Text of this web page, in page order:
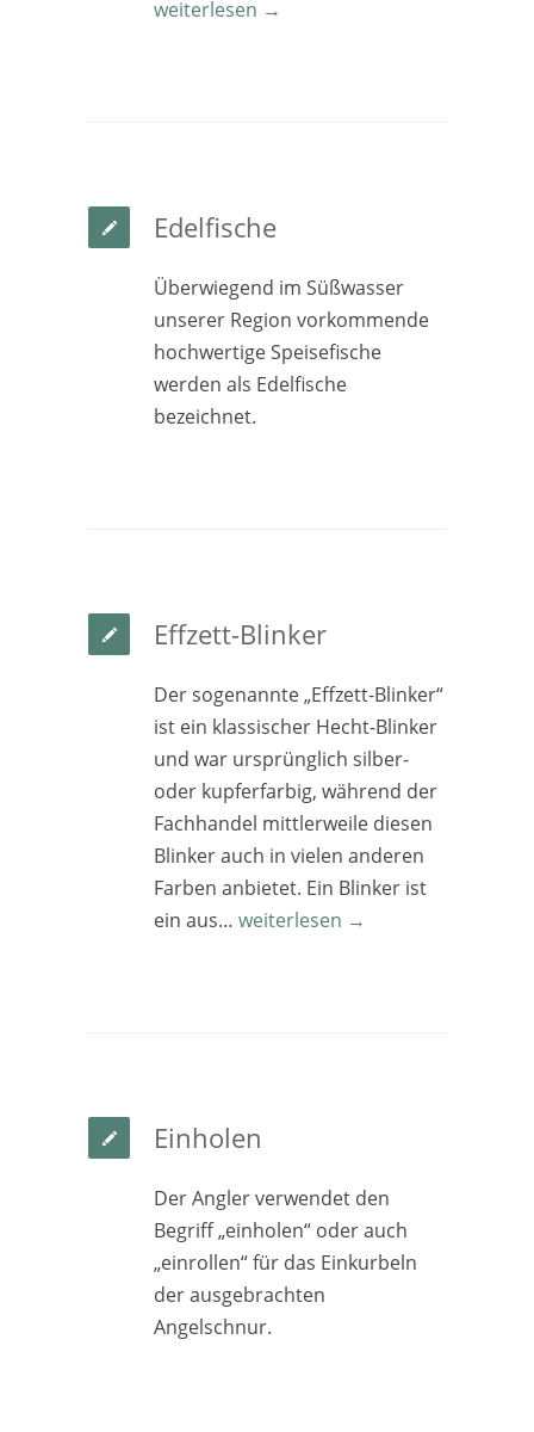
weiterlesen →
Edelfische
Überwiegend im Süßwasser
unserer Region vorkommende
hochwertige Speisefische
werden als Edelfische
bezeichnet.
Effzett-Blinker
Der sogenannte „Effzett-Blinker“
ist ein klassischer Hecht-Blinker
und war ursprünglich silber-
oder kupferfarbig, während der
Fachhandel mittlerweile diesen
Blinker auch in vielen anderen
Farben anbietet. Ein Blinker ist
ein aus… weiterlesen →
Einholen
Der Angler verwendet den
Begriff „einholen“ oder auch
„einrollen“ für das Einkurbeln
der ausgebrachten
Angelschnur.